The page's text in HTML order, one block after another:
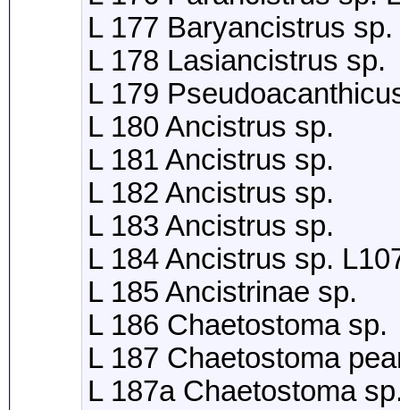
L 177 Baryancistrus sp.
L 178 Lasiancistrus sp.
L 179
L 180 Ancistrus sp.
L 181 Ancistrus sp.
L 182 Ancistrus sp.
L 183 Ancistrus sp.
L 184 Ancistrus sp.
L 185 Ancistrinae sp.
L 186 Chaetostoma sp.
L 187 Chaetostoma
L 187a Chaetostoma